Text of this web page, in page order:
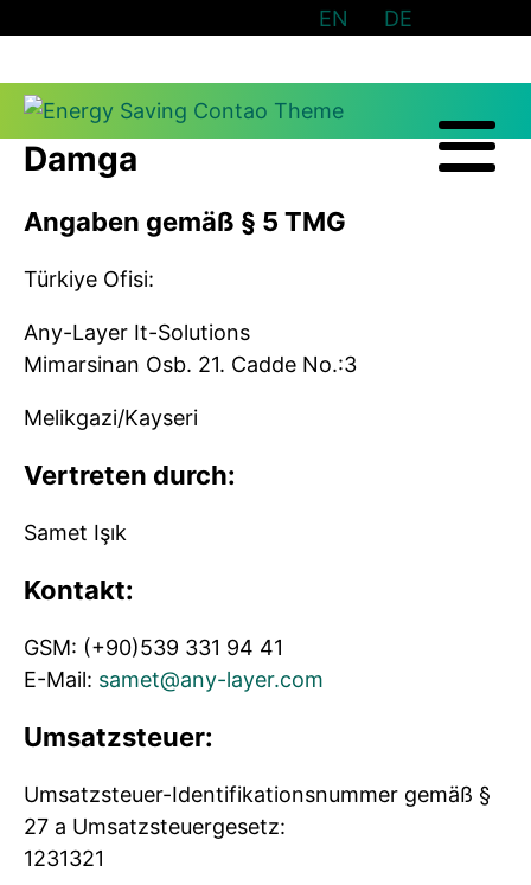
EN DE
Damga
Angaben gemäß § 5 TMG
Türkiye Ofisi:
Any-Layer It-Solutions
Mimarsinan Osb. 21. Cadde No.:3
Melikgazi/Kayseri
Vertreten durch:
Samet Işık
Kontakt:
GSM: (+90)539 331 94 41
E-Mail: samet@any-layer.com
Umsatzsteuer:
Umsatzsteuer-Identifikationsnummer gemäß §
27 a Umsatzsteuergesetz:
1231321